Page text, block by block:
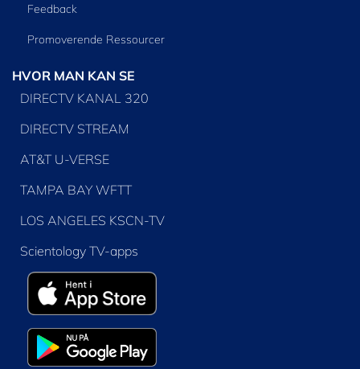
Feedback
Promoverende Ressourcer
HVOR MAN KAN SE
DIRECTV KANAL 320
DIRECTV STREAM
AT&T U-VERSE
TAMPA BAY WFTT
LOS ANGELES KSCN-TV
Scientology TV-apps